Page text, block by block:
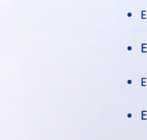
E
E